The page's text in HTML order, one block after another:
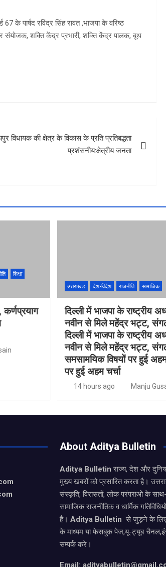
के पार्षद रविंद्र सिंह रावत ,भाजपा के वरिष्ठ
संयोजक, शक्ति केंद्र प्रभारी, शक्ति केंद्र पालक, बूथ
विधायक की क्षेत्र के विकास के प्रति प्रतिबद्धता
प्रशंसनीय:क्षेत्रीय जनता
शिक्षा
कर्णप्रयाग
उत्तराखंड देश-विदेश राजनीति सामाजिक
दिल्ली में भाजपा के राष्ट्रीय
नवीन से मिले महेंद्र भट्ट,
दिल्ली में भाजपा के राष्ट्रीय
नवीन से मिले महेंद्र भट्ट,
समसामयिक विषयों पर हुई अहम
पर हुई अहम चर्चा
14 hours ago Manju
About Aditya Bulletin
Aditya Bulletinराज्य, देश और
मुख्य खबरों को प्रसारित करता है।
संस्कृति, विरासतों, लोक परंपराओ के
सामाजिक राजनीतिक व धार्मिक
है। Aditya Bulletin से जुड़ने के लिए
के माध्यम या फेसबुक पेज,यू-ट्यूब
सम्पर्क करे।